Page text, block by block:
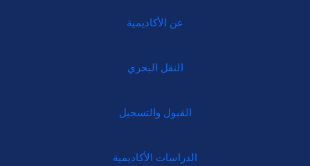
عن الأكاديمية
النقل البحري
القبول والتسجيل
الدراسات الأكاديمية